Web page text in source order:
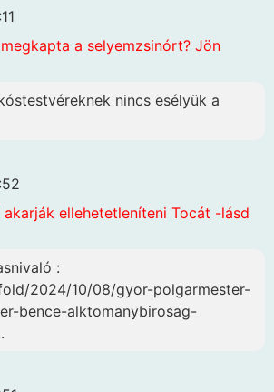
a selyemzsinórt? Jön
nincs esélyük a
akarják ellehetetleníteni Tocát -lásd
:
2024/10/08/gyor-polgarmester-
bence-alktomanybirosag-